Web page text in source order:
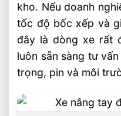
kho. Nếu doanh
tốc độ bốc xếp và
đây là dòng xe rất
luôn sẵn sàng tư
trọng, pin và môi